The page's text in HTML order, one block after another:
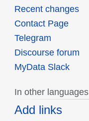
Recent changes
Contact Page
Telegram
Discourse forum
MyData Slack
In other languages
Add links